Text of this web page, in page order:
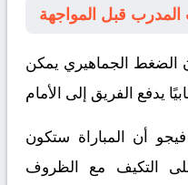
الضغط الجماهيري يمكن
يدفع الفريق إلى الأمام
أن المباراة ستكون
على التكيف مع الظروف